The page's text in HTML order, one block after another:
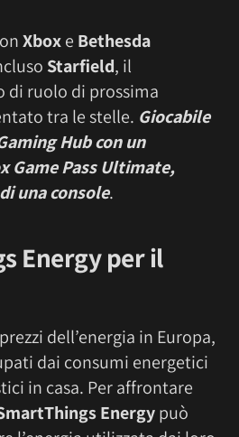
Xboxe Bethesda
Starfield, il
di ruolo di prossima
tra le stelle. Giocabile
Hub con un
Game Pass Ultimate,
una console.
Energyper il
dell’energia in Europa,
dai consumi energetici
in casa. Per affrontare
Energypuò